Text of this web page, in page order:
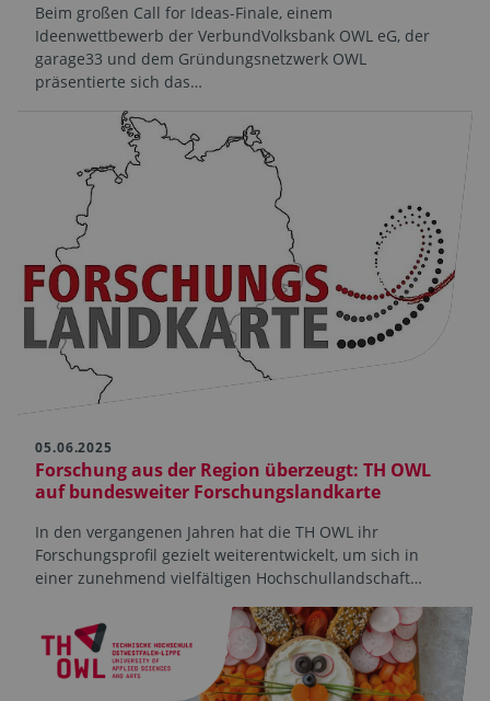
Beim großen Call for Ideas-Finale, einem
Ideenwettbewerb der VerbundVolksbank OWL eG, der
garage33 und dem Gründungsnetzwerk OWL
präsentierte sich das…
05.06.2025
Forschung aus der Region überzeugt: TH OWL
auf bundesweiter Forschungslandkarte
In den vergangenen Jahren hat die TH OWL ihr
Forschungsprofil gezielt weiterentwickelt, um sich in
einer zunehmend vielfältigen Hochschullandschaft…